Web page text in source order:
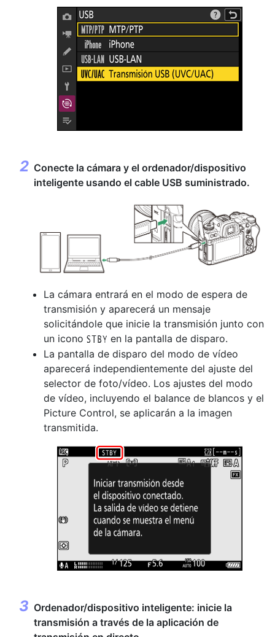
Conecte la cámara y el ordenador/dispositivo
inteligente usando el cable USB suministrado.
La cámara entrará en el modo de espera de
transmisión y aparecerá un mensaje
solicitándole que inicie la transmisión junto con
un icono u en la pantalla de disparo.
La pantalla de disparo del modo de vídeo
aparecerá independientemente del ajuste del
selector de foto/vídeo. Los ajustes del modo
de vídeo, incluyendo el balance de blancos y el
Picture Control, se aplicarán a la imagen
transmitida.
Ordenador/dispositivo inteligente: inicie la
transmisión a través de la aplicación de